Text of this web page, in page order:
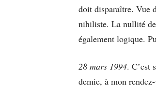
doit disparaître. Vue
nihiliste. La nullité
également logique.
28 mars 1994. C’est
demie, à mon